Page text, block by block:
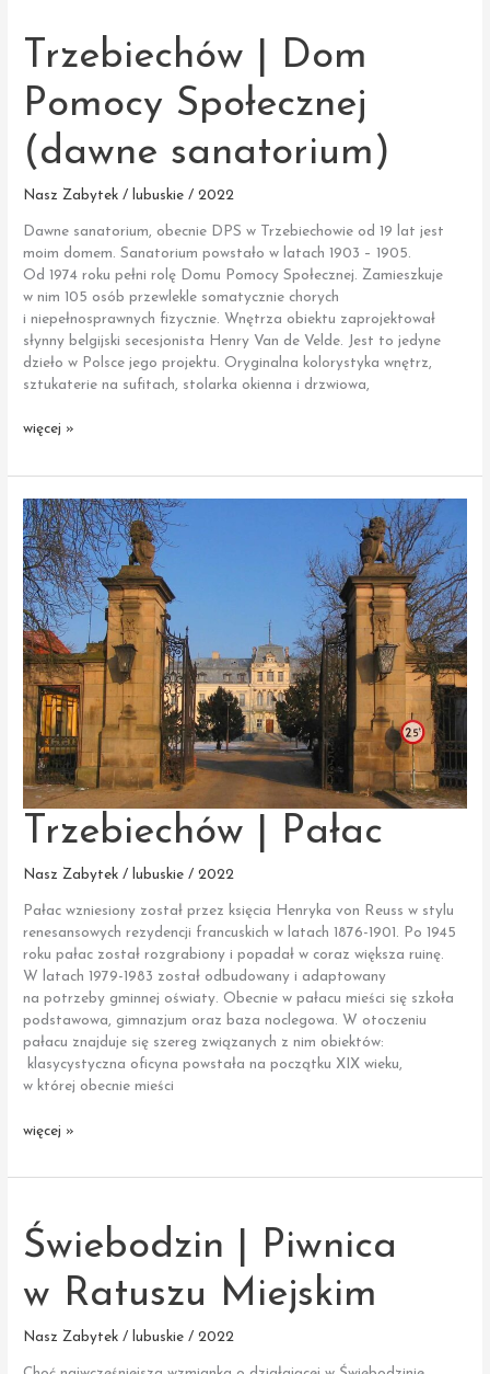
Trzebiechów | Dom
Pomocy Społecznej
(dawne sanatorium)
Nasz Zabytek / lubuskie / 2022
Dawne sanatorium, obecnie DPS w Trzebiechowie od 19 lat jest
moim domem. Sanatorium powstało w latach 1903 – 1905.
Od 1974 roku pełni rolę Domu Pomocy Społecznej. Zamieszkuje
w nim 105 osób przewlekle somatycznie chorych
i niepełnosprawnych fizycznie. Wnętrza obiektu zaprojektował
słynny belgijski secesjonista Henry Van de Velde. Jest to jedyne
dzieło w Polsce jego projektu. Oryginalna kolorystyka wnętrz,
sztukaterie na sufitach, stolarka okienna i drzwiowa,
Trzebiechów
Społecznej
(dawne
sanatorium)
więcej »
Trzebiechów | Pałac
Nasz Zabytek / lubuskie / 2022
Pałac wzniesiony został przez księcia Henryka von Reuss w stylu
renesansowych rezydencji francuskich w latach 1876-1901. Po 1945
roku pałac został rozgrabiony i popadał w coraz większa ruinę.
W latach 1979-1983 został odbudowany i adaptowany
na potrzeby gminnej oświaty. Obecnie w pałacu mieści się szkoła
podstawowa, gimnazjum oraz baza noclegowa. W otoczeniu
pałacu znajduje się szereg związanych z nim obiektów:
klasycystyczna oficyna powstała na początku XIX wieku,
w której obecnie mieści
Trzebiechów
Pałac
więcej »
Świebodzin | Piwnica
w Ratuszu Miejskim
Nasz Zabytek / lubuskie / 2022